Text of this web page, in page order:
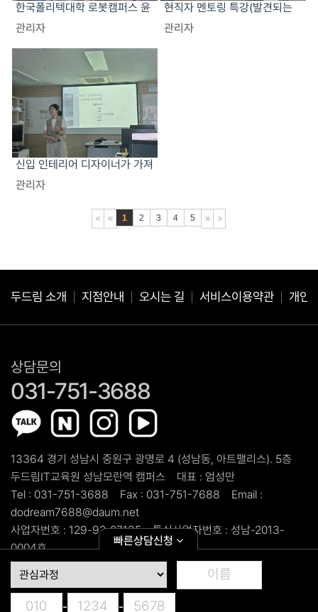
한국폴리텍대학 로봇캠퍼스 윤
지영 교수 초청 진로특강
관리자
현직자 멘토링 특강(발견되는
디자이너의 시작 SNS 브랜딩
과 AI 활용 전략)
관리자
신입 인테리어 디자이너가 가져
야 할 소양 및 태도 특강
관리자
1 2 3 4 5
두드림 소개 지점안내 오시는 길 서비스이용약관 개인
상담문의
031-751-3688
13364 경기 성남시 중원구 광명로 4 (성남동, 아트팰리스). 5층
두드림IT교육원 성남모란역 캠퍼스
대표 : 엄성만
Tel : 031-751-3688 Fax : 031-751-7688
Email :
dodream7688@daum.net
사업자번호 : 129-92-27135 통신사업자번호 : 성남-2013-
0004호
copyright ©두드림IT교육원 성남모란역 캠퍼스.All Rights
Reserved.
빠른상담신청
- -